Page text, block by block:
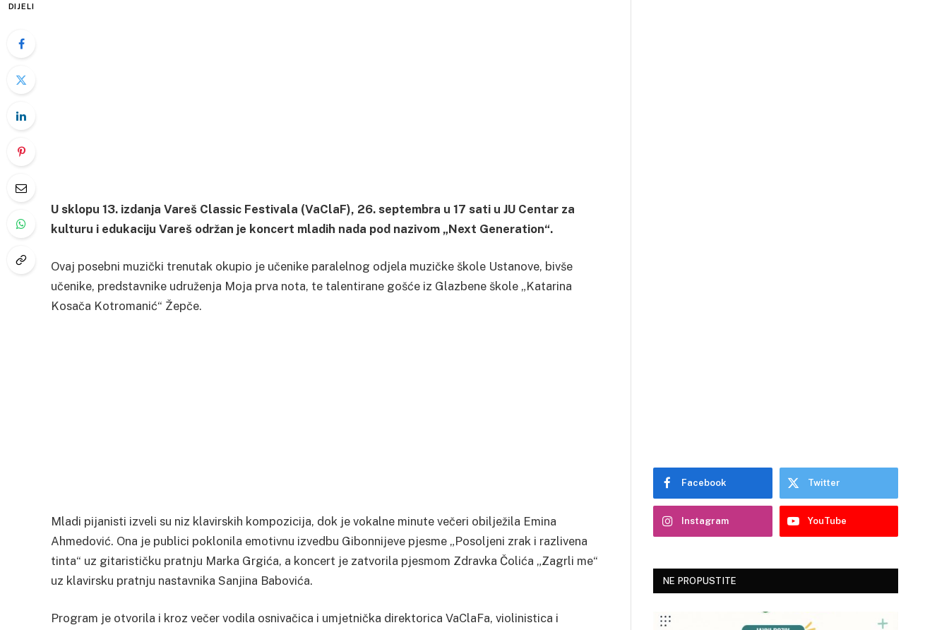
DIJELI
U sklopu 13. izdanja Vareš Classic Festivala (VaClaF), 26. septembra u 17 sati u JU Centar za
kulturu i edukaciju Vareš održan je koncert mladih nada pod nazivom „Next Generation“.
Ovaj posebni muzički trenutak okupio je učenike paralelnog odjela muzičke škole Ustanove, bivše
učenike, predstavnike udruženja Moja prva nota, te talentirane gošće iz Glazbene škole „Katarina
Kosača Kotromanić“ Žepče.
Mladi pijanisti izveli su niz klavirskih kompozicija, dok je vokalne minute večeri obilježila Emina
Ahmedović. Ona je publici poklonila emotivnu izvedbu Gibonnijeve pjesme „Posoljeni zrak i razlivena
tinta“ uz gitarističku pratnju Marka Grgića, a koncert je zatvorila pjesmom Zdravka Čolića „Zagrli me“
uz klavirsku pratnju nastavnika Sanjina Babovića.
Program je otvorila i kroz večer vodila osnivačica i umjetnička direktorica VaClaFa, violinistica i
Facebook Twitter
Instagram YouTube
NE PROPUSTITE